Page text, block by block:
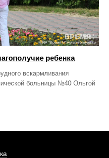
ребенка
вскармливания
больницы №40 Ольгой